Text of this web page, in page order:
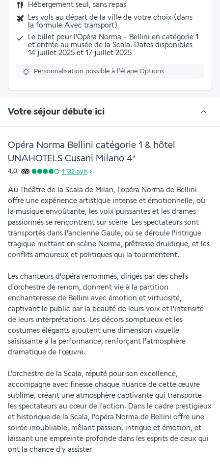
Hébergement seul, sans repas
Les vols au départ de la ville de votre choix (dans
la formule Avec transport)
Le billet pour l'Opéra Norma - Bellini en catégorie 1
et entrée au musée de la Scala. Dates disponibles
14 juillet 2025 et 17 juillet 2025
Personnalisation possible à l’étape Options.
Votre séjour débute ici
Opéra Norma Bellini catégorie 1 & hôtel
UNAHOTELS Cusani Milano 4*
4,0 1 132 avis
Au Théâtre de la Scala de Milan, l'opéra Norma de Bellini
offre une expérience artistique intense et émotionnelle, où
la musique envoûtante, les voix puissantes et les drames
passionnés se rencontrent sur scène. Les spectateurs sont
transportés dans l'ancienne Gaule, où se déroule l'intrigue
tragique mettant en scène Norma, prêtresse druidique, et les
conflits amoureux et politiques qui la tourmentent.
Les chanteurs d'opéra renommés, dirigés par des chefs
d'orchestre de renom, donnent vie à la partition
enchanteresse de Bellini avec émotion et virtuosité,
captivant le public par la beauté de leurs voix et l'intensité
de leurs interprétations. Les décors somptueux et les
costumes élégants ajoutent une dimension visuelle
saisissante à la performance, renforçant l'atmosphère
dramatique de l'œuvre.
L'orchestre de la Scala, réputé pour son excellence,
accompagne avec finesse chaque nuance de cette œuvre
sublime, créant une atmosphère captivante qui transporte
les spectateurs au cœur de l'action. Dans le cadre prestigieux
et historique de la Scala, l'opéra Norma de Bellini offre une
soirée inoubliable, mêlant passion, intrigue et émotion, et
laissant une empreinte profonde dans les esprits de ceux qui
ont la chance d'y assister.